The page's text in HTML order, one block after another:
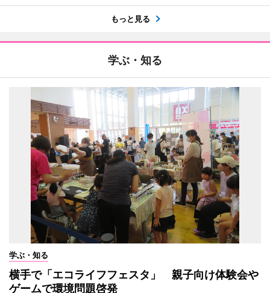
もっと見る
学ぶ・知る
学ぶ・知る
横手で「エコライフフェスタ」 親子向け体験会や
ゲームで環境問題啓発